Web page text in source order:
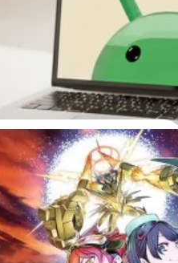
เปลี่ยนไปใช้ Mac ก็เท่านั้น ใน
ของ The Underdogs ที่ยัง
ช้ Mac นั่นเอง โดยเมื่อย้อน
ของปี 2024 ซอฟต์แวร์ Falcon
ระดับ Kernel ของ Windows…
อคอย คือการรวมระบบปฏิบัติ
เข้าด้วยกันสำหรับ PC ที่จะเกิด
(Sameer Samat) ผู้บริหาร
Ecosystem ของ Google
เต้นอย่างมากสำหรับปีหน้า"
มชัดเจนกับทิศทางใหม่ของ
านั้น Google จะเอา
คนคุ้นเคยจาก ChromeOS
โครงสร้างทางเทคโนโลยี
Android แทน เป้าหมาย
นี้ คือการเร่งนำนวัตกรรมด้าน
Android มาสู่คอมพิวเตอร์
ให้กับอุปกรณ์แล็ปท็อปและ
Digimon Story Time
ริงจังกว่าเดิมของเห
หลายคนคงนึกถึงการผจญภัย
ากับการสะสม Digimon จน